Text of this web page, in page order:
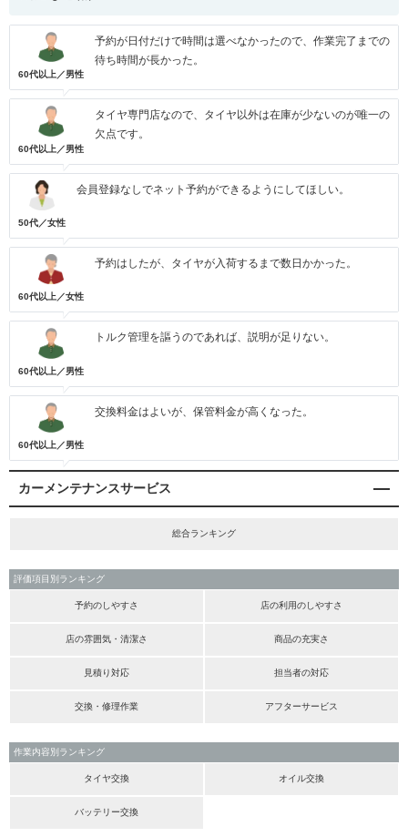
60代以上／男性
予約が日付だけで時間は選べなかったので、作業完了までの
待ち時間が長かった。
60代以上／男性
タイヤ専門店なので、タイヤ以外は在庫が少ないのが唯一の
欠点です。
50代／女性
会員登録なしでネット予約ができるようにしてほしい。
60代以上／女性
予約はしたが、タイヤが入荷するまで数日かかった。
60代以上／男性
トルク管理を謳うのであれば、説明が足りない。
60代以上／男性
交換料金はよいが、保管料金が高くなった。
カーメンテナンスサービス
総合ランキング
評価項目別ランキング
予約のしやすさ 店の利用のしやすさ
店の雰囲気・清潔さ 商品の充実さ
見積り対応 担当者の対応
交換・修理作業 アフターサービス
作業内容別ランキング
タイヤ交換 オイル交換
バッテリー交換